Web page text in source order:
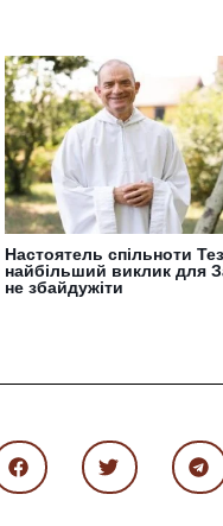
Настоятель спільноти
найбільший виклик для
не збайдужіти